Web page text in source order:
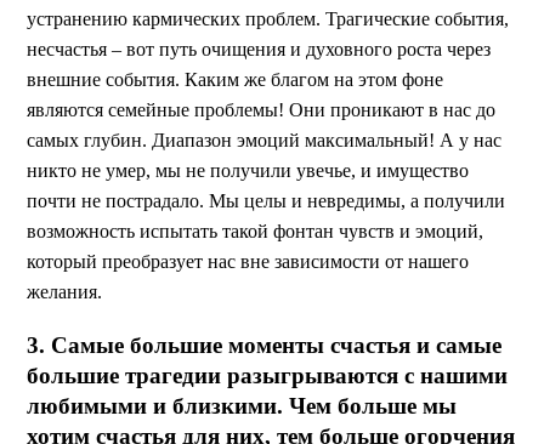
устранению кармических проблем. Трагические события,
несчастья – вот путь очищения и духовного роста через
внешние события. Каким же благом на этом фоне
являются семейные проблемы! Они проникают в нас до
самых глубин. Диапазон эмоций максимальный! А у нас
никто не умер, мы не получили увечье, и имущество
почти не пострадало. Мы целы и невредимы, а получили
возможность испытать такой фонтан чувств и эмоций,
который преобразует нас вне зависимости от нашего
желания.
3. Самые большие моменты счастья и самые
большие трагедии разыгрываются с нашими
любимыми и близкими. Чем больше мы
хотим счастья для них, тем больше огорчения